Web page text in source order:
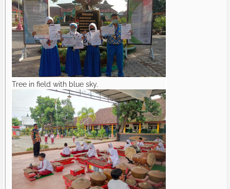
Tree in field with blue sky.